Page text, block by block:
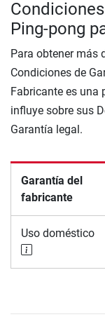
Ping-pong
Para obtener más
Condiciones de
Fabricante es una
influye sobre sus
Garantía legal.
Garantía del
fabricante
Uso doméstico